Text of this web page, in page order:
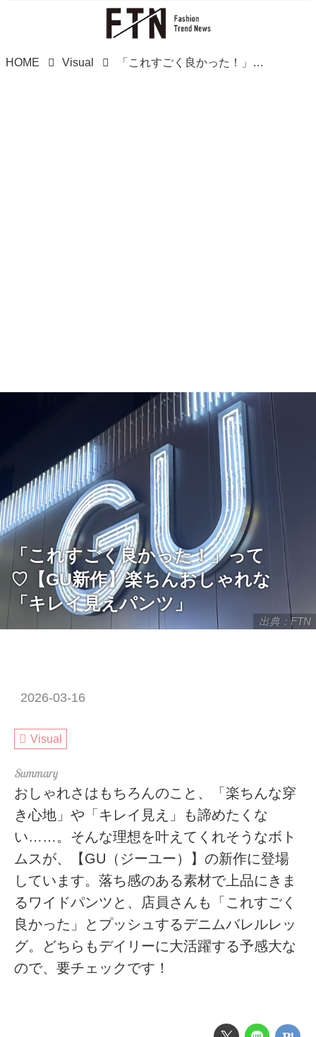
HOME Visual 「これすごく良かった！」って♡【GU新作】楽ちんおしゃれな「キレイ見えパンツ」
出典：FTN
「これすごく良かった！」って
♡【GU新作】楽ちんおしゃれな
「キレイ見えパンツ」
2026-03-16
Visual
おしゃれさはもちろんのこと、「楽ちんな穿
き心地」や「キレイ見え」も諦めたくな
い……。そんな理想を叶えてくれそうなボト
ムスが、【GU（ジーユー）】の新作に登場
しています。落ち感のある素材で上品にきま
るワイドパンツと、店員さんも「これすごく
良かった」とプッシュするデニムバレルレッ
グ。どちらもデイリーに大活躍する予感大な
ので、要チェックです！